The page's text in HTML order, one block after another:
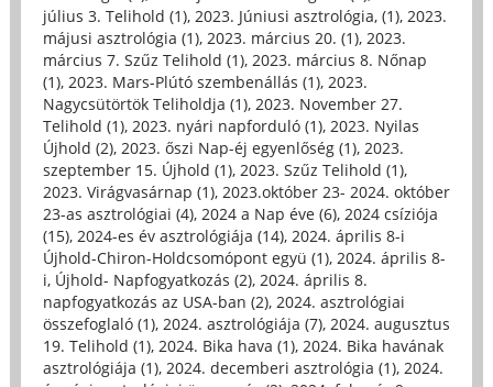
július 3. Telihold (1), 2023. Júniusi asztrológia, (1), 2023.
májusi asztrológia (1), 2023. március 20. (1), 2023.
március 7. Szűz Telihold (1), 2023. március 8. Nőnap
(1), 2023. Mars-Plútó szembenállás (1), 2023.
Nagycsütörtök Teliholdja (1), 2023. November 27.
Telihold (1), 2023. nyári napforduló (1), 2023. Nyilas
Újhold (2), 2023. őszi Nap-éj egyenlőség (1), 2023.
szeptember 15. Újhold (1), 2023. Szűz Telihold (1),
2023. Virágvasárnap (1), 2023.október 23- 2024. október
23-as asztrológiai (4), 2024 a Nap éve (6), 2024 csíziója
(15), 2024-es év asztrológiája (14), 2024. április 8-i
Újhold-Chiron-Holdcsomópont együ (1), 2024. április 8-
i, Újhold- Napfogyatkozás (2), 2024. április 8.
napfogyatkozás az USA-ban (2), 2024. asztrológiai
összefoglaló (1), 2024. asztrológiája (7), 2024. augusztus
19. Telihold (1), 2024. Bika hava (1), 2024. Bika havának
asztrológiája (1), 2024. decemberi asztrológia (1), 2024.